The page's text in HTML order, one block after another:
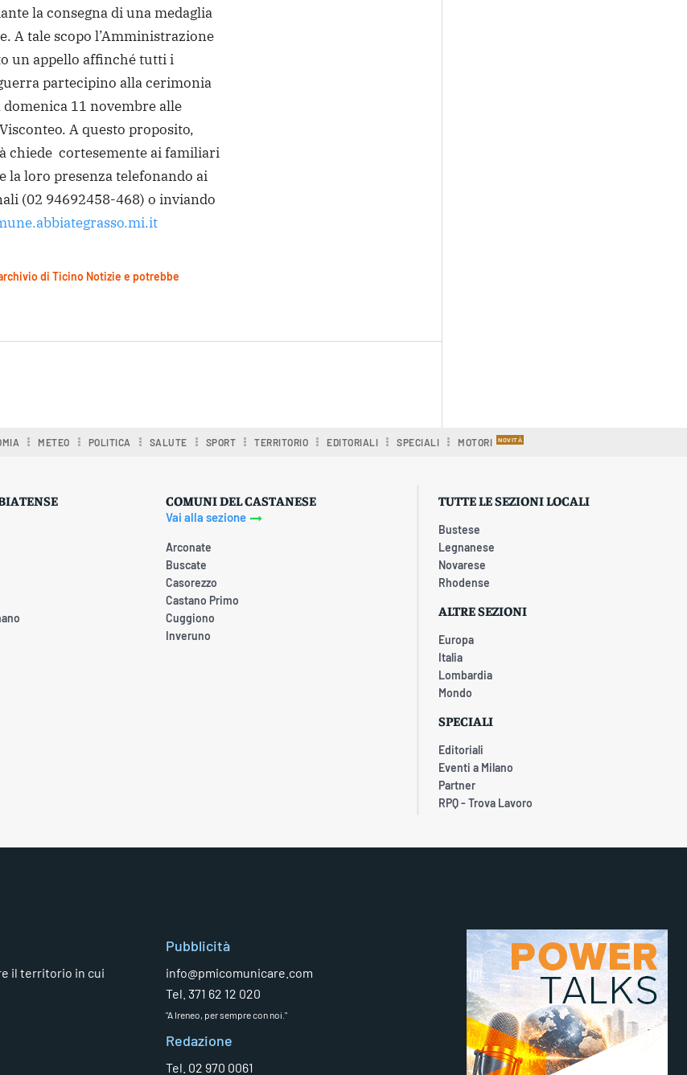
la consegna di una medaglia
A tale scopo l’Amministrazione
un appello affinché tutti i
partecipino alla cerimonia
11 novembre alle
A questo proposito,
chiede cortesemente ai familiari
la loro presenza telefonando ai
(02 94692458-468) o inviando
di Ticino Notizie e potrebbe
METEO POLITICA SALUTE SPORT TERRITORIO EDITORIALI SPECIALI MOTORI
COMUNI DEL CASTANESE
Vai alla sezione
Arconate
Buscate
Casorezzo
Castano Primo
Cuggiono
Inveruno
TUTTE LE SEZIONI LOCALI
Bustese
Legnanese
Novarese
Rhodense
ALTRE SEZIONI
Europa
Italia
Lombardia
Mondo
SPECIALI
Editoriali
Eventi a Milano
Partner
RPQ - Trova Lavoro
il territorio in cui
Pubblicità
info@pmicomunicare.com
Tel. 371 62 12 020
"A Ireneo, per sempre con noi."
Redazione
Tel. 02 970 0061